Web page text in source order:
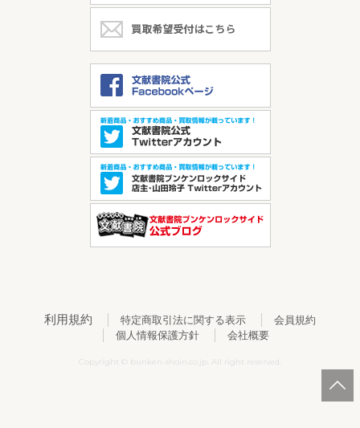
利用規約 特定商取引法に関する表示
会員規約
個人情報保護方針
会社概要
Copyright © bunken-shoin.co.jp. All right reserved.